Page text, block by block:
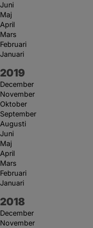
Juni
Maj
April
Mars
Februari
Januari
År:
2019
December
November
Oktober
September
Augusti
Juni
Maj
April
Mars
Februari
Januari
År:
2018
December
November